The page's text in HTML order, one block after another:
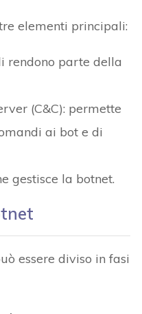
elementi principali:
rendono parte della
(C&C): permette
ai bot e di
gestisce la botnet.
essere diviso in fasi